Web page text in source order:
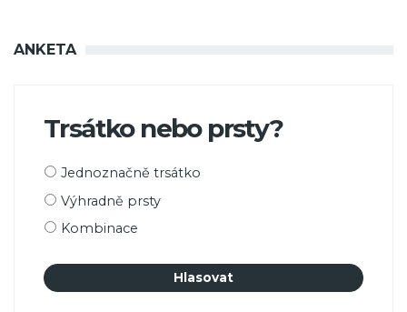
ANKETA
Trsátko nebo prsty?
Možnosti
Jednoznačně trsátko
Výhradně prsty
Kombinace